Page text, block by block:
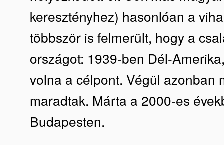
keresztényhez) hasonlóan a
többször is felmerült, hogy a
országot: 1939-ben Dél-
volna a célpont. Végül azonban
maradtak. Márta a 2000-es
Budapesten.